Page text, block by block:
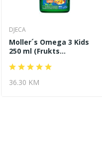
DJECA
Moller´s Omega 3 Kids
250 ml (Frukts...
36.30 KM